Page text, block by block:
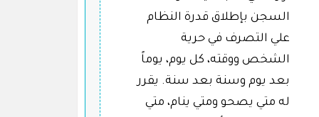
السجن بإطلاق قدرة النظام
علي التصرف في حرية
الشخص ووقته، كل يوم، يوماً
بعد يوم وسنة بعد سنة. يقرر
له متي يصحو ومتي ينام، متي